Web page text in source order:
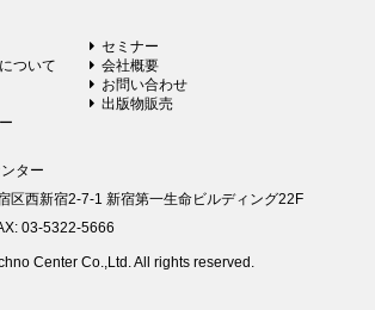
セミナー
ついて
会社概要
お問い合わせ
出版物販売
ター
区西新宿2-7-1 新宿第一生命ビルディング22F
03-5322-5666
Center Co.,Ltd. All rights reserved.